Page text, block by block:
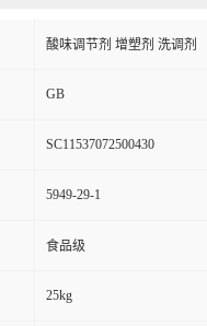
酸味调节剂 增塑剂 洗调剂
GB
SC11537072500430
5949-29-1
食品级
25kg